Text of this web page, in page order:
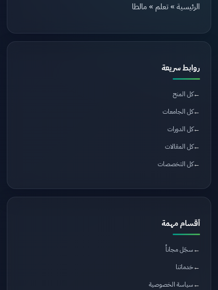
الرئيسية » تعلم » مالطا
روابط سريعة
كل المنح
كل الجامعات
كل الدورات
كل المقالات
كل التخصصات
أقسام مهمة
سجّل مجاناً
خدماتنا
سياسة الخصوصية